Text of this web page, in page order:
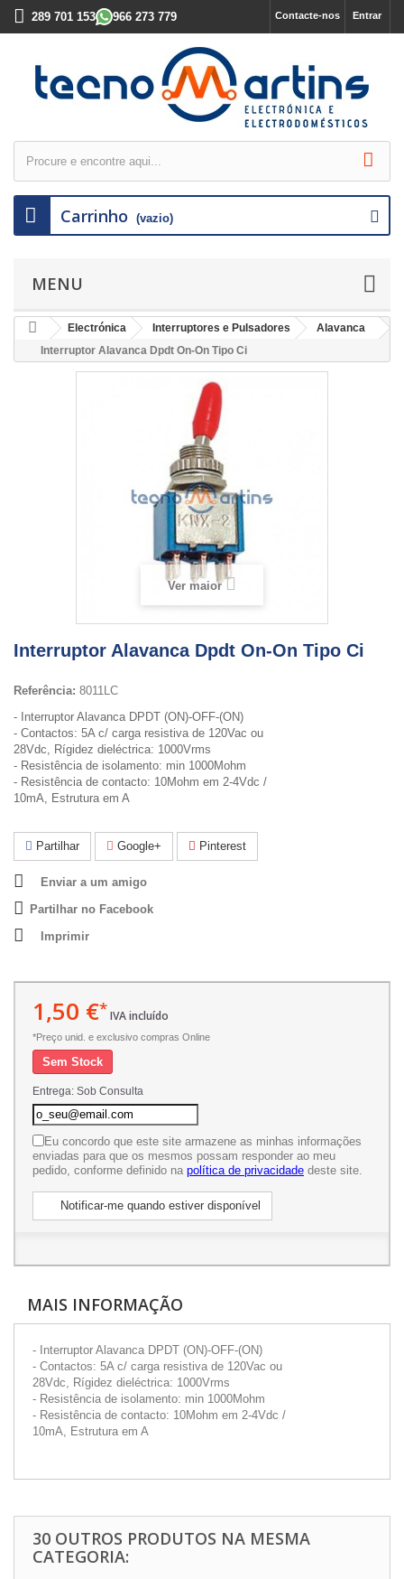
Entrar
Contacte-nos
289 701 153 966 273 779
Carrinho (vazio)
MENU
Electrónica Interruptores e Pulsadores
Alavanca
Interruptor Alavanca Dpdt On-On Tipo Ci
Ver maior
Interruptor Alavanca Dpdt On-On Tipo Ci
Referência: 8011LC
- Interruptor Alavanca DPDT (ON)-OFF-(ON)
- Contactos: 5A c/ carga resistiva de 120Vac ou
28Vdc, Rígidez dieléctrica: 1000Vrms
- Resistência de isolamento: min 1000Mohm
- Resistência de contacto: 10Mohm em 2-4Vdc /
10mA, Estrutura em A
Partilhar Google+ Pinterest
Enviar a um amigo
Partilhar no Facebook
Imprimir
1,50 €*IVA incluído
*Preço unid. e exclusivo compras Online
Sem Stock
Entrega: Sob Consulta
Eu concordo que este site armazene as minhas informações
enviadas para que os mesmos possam responder ao meu
pedido, conforme definido na política de privacidade deste site.
Notificar-me quando estiver disponível
MAIS INFORMAÇÃO
- Interruptor Alavanca DPDT (ON)-OFF-(ON)
- Contactos: 5A c/ carga resistiva de 120Vac ou
28Vdc, Rígidez dieléctrica: 1000Vrms
- Resistência de isolamento: min 1000Mohm
- Resistência de contacto: 10Mohm em 2-4Vdc /
10mA, Estrutura em A
30 OUTROS PRODUTOS NA MESMA
CATEGORIA: